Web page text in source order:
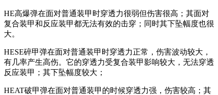
HE高爆弹在面对普通装甲时穿透力很弱但伤害很高；其面对
复合装甲和反应装甲都无法有效的击穿；同时其下坠幅度也很
大。
HESE碎甲弹在面对普通装甲时穿透力正常，伤害波动较大，
有几率产生高伤。它的穿透力受复合装甲影响较大，无法穿透
反应装甲；其下坠幅度较大；
HEAT破甲弹在面对普通装甲的时候穿透力强，伤害较高；其